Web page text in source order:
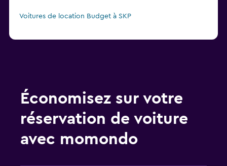
Voitures de location Budget à SKP
Économisez sur votre
réservation de voiture
avec momondo